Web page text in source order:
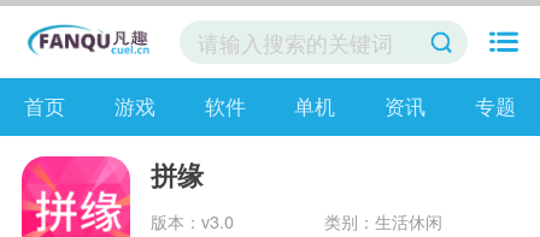
首页 游戏 软件 单机 资讯 专题
拼缘
版本：v3.0
类别：生活休闲